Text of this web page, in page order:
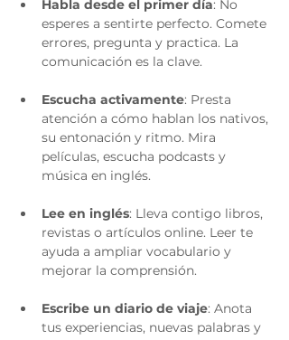
Habla desde el primer día: No
esperes a sentirte perfecto. Comete
errores, pregunta y practica. La
comunicación es la clave.
Escucha activamente: Presta
atención a cómo hablan los nativos,
su entonación y ritmo. Mira
películas, escucha podcasts y
música en inglés.
Lee en inglés: Lleva contigo libros,
revistas o artículos online. Leer te
ayuda a ampliar vocabulario y
mejorar la comprensión.
Escribe un diario de viaje: Anota
tus experiencias, nuevas palabras y